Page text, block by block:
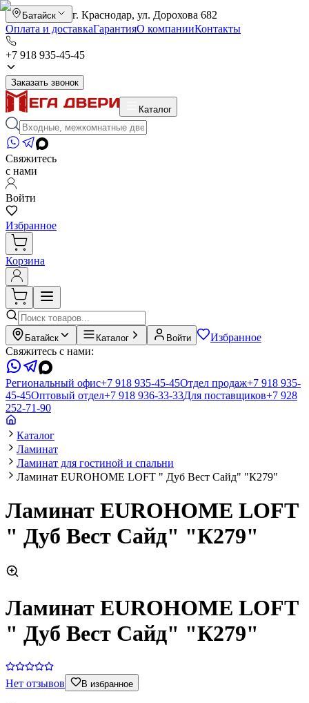
Батайск
г. Краснодар, ул. Дорохова 682
Оплата и доставкаГарантияО компанииКонтакты
+7 918 935-45-45
Заказать звонок
Каталог
Свяжитесь
с нами
Войти
Избранное
Корзина
Батайск Каталог Войти
Избранное
Свяжитесь с нами:
Региональный офис+7 918 935-45-45Отдел продаж+7 918 935-
45-45Оптовый отдел+7 918 936-33-33Для поставщиков+7 928
252-71-90
Каталог
Ламинат
Ламинат для гостиной и спальни
Ламинат EUROHOME LOFT " Дуб Вест Сайд" "К279"
Ламинат EUROHOME LOFT
" Дуб Вест Сайд" "К279"
Ламинат EUROHOME LOFT
" Дуб Вест Сайд" "К279"
Нет отзывов В избранное